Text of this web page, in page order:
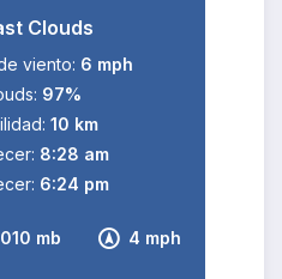
Clouds
mb 4 mph
viento: 6 mph
97%
10 km
8:28 am
6:24 pm